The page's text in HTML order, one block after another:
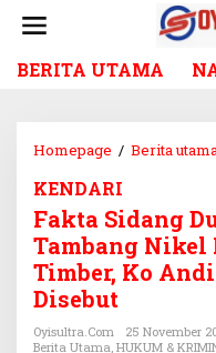
BERITA UTAMA
Homepage / Berita
KENDARI
Fakta Sidang
Tambang Nikel
Timber, Ko
Disebut
Oyisultra.com
25 November
Berita Utama, HUKUM &